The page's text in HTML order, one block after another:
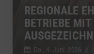
REGIONALE
BETRIEBE MIT
Do., 4. Juni. 2026 //